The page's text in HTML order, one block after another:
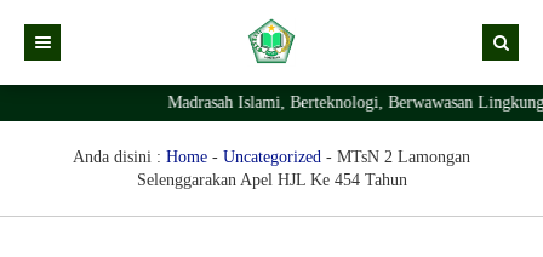
Kabar Madrasah
Profil Madrasah
Madrasah Islami, Berteknologi, Berwawasan Lingkungan
Anda disini : Home - Uncategorized - MTsN 2 Lamongan
Selenggarakan Apel HJL Ke 454 Tahun